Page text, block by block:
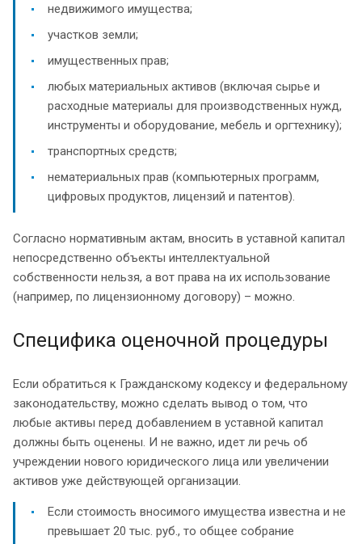
недвижимого имущества;
участков земли;
имущественных прав;
любых материальных активов (включая сырье и
расходные материалы для производственных нужд,
инструменты и оборудование, мебель и оргтехнику);
транспортных средств;
нематериальных прав (компьютерных программ,
цифровых продуктов, лицензий и патентов).
Согласно нормативным актам, вносить в уставной капитал
непосредственно объекты интеллектуальной
собственности нельзя, а вот права на их использование
(например, по лицензионному договору) – можно.
Специфика оценочной процедуры
Если обратиться к Гражданскому кодексу и федеральному
законодательству, можно сделать вывод о том, что
любые активы перед добавлением в уставной капитал
должны быть оценены. И не важно, идет ли речь об
учреждении нового юридического лица или увеличении
активов уже действующей организации.
Если стоимость вносимого имущества известна и не
превышает 20 тыс. руб., то общее собрание